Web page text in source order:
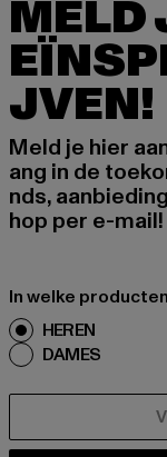
MELD
JVEN!
Meld je hier
ang in de
nds,
hop per e-mail!
In welke
HEREN
DAMES